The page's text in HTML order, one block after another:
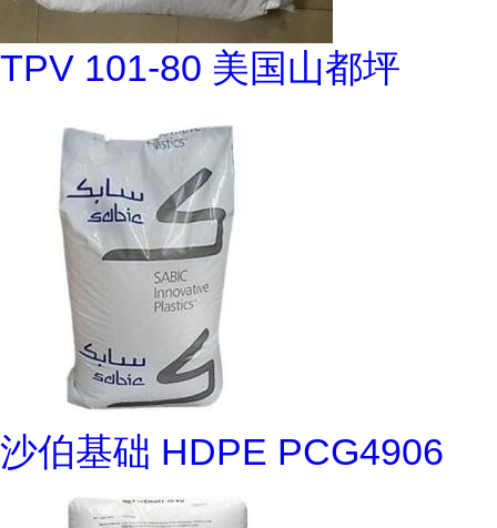
TPV 101-80 美国山都坪
沙伯基础 HDPE PCG4906